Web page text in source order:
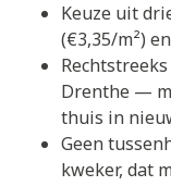
Keuze uit
(€3,35/m²)
Drenthe —
thuis in
Geen
kweker, dat